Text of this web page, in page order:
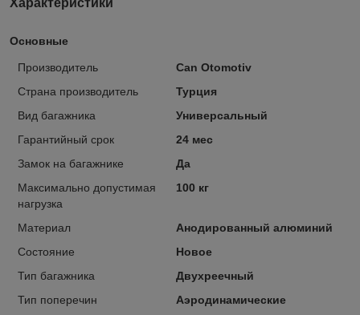
Основные
Производитель
Can Otomotiv
Страна производитель
Турция
Вид багажника
Универсальный
Гарантийный срок
24 мес
Замок на багажнике
Да
Максимально допустимая
нагрузка
100 кг
Материал
Анодированный алюминий
Состояние
Новое
Тип багажника
Двухреечный
Тип поперечин
Аэродинамические